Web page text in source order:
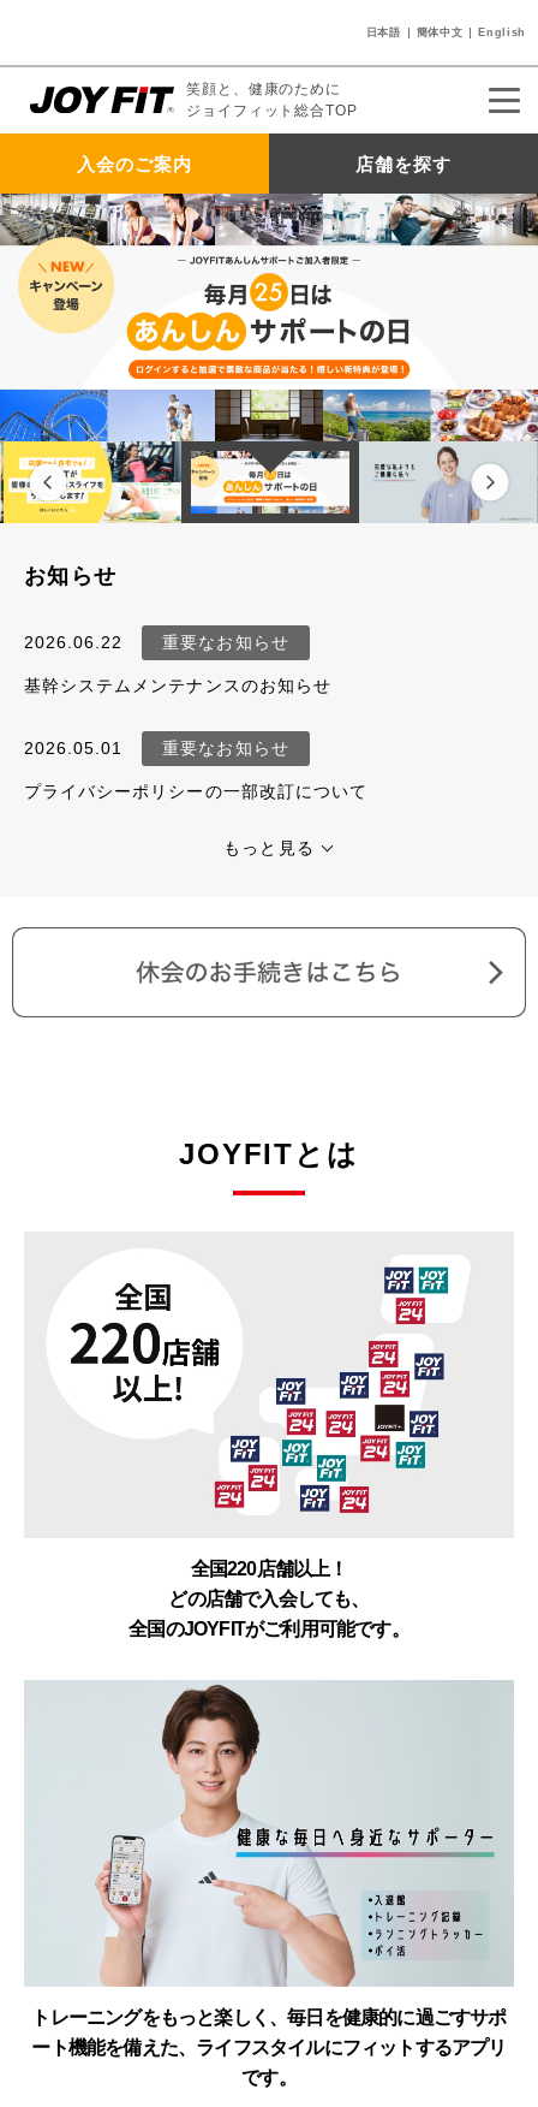
日本語 簡体中文 English
笑顔と、健康のために
ジョイフィット総合TOP
入会のご案内 店舗を探す
JOYFIT
JOYFIT24
JOYFIT YOGA
JOYFIT+
法人会員制度
入会のご案内 店舗を探す
お知らせ
2026.06.22 重要なお知らせ
基幹システムメンテナンスのお知らせ
2026.05.01 重要なお知らせ
プライバシーポリシーの一部改訂について
もっと見る
JOYFITとは
全国220店舗以上！
どの店舗で入会しても、
全国のJOYFITがご利用可能です。
トレーニングをもっと楽しく、毎日を健康的に過ごすサポ
ート機能を備えた、ライフスタイルにフィットするアプリ
です。